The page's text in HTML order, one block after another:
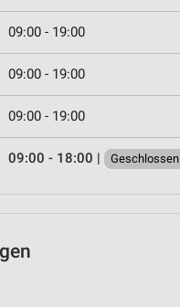
09:00 - 19:00
09:00 - 19:00
09:00 - 19:00
09:00 - 18:00 | Geschlossen